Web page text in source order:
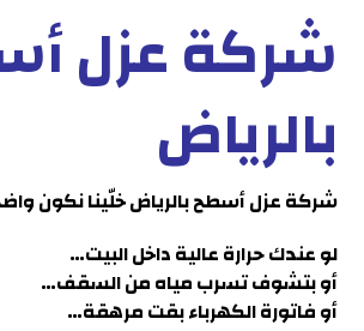
شركة عزل
بالرياض
شركة عزل أسطح بالرياضخلّينا نكون
لو عندك حرارة عالية داخل البيت…
أو بتشوف تسرب مياه من السقف…
أو فاتورة الكهرباء بقت مرهقة…